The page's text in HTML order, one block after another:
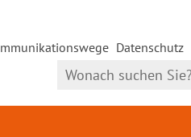
Datenschutz